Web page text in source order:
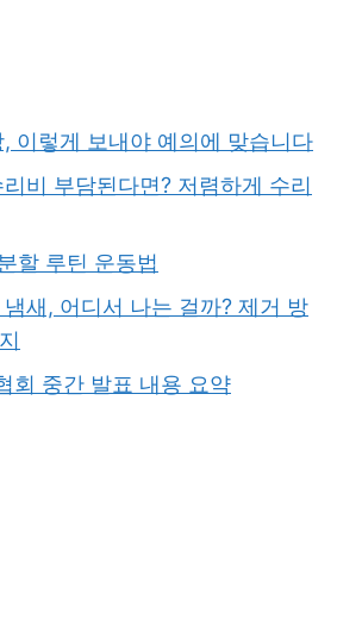
이렇게 보내야 예의에 맞습니다
비 부담된다면? 저렴하게 수리
할 루틴 운동법
새, 어디서 나는 걸까? 제거 방
회 중간 발표 내용 요약